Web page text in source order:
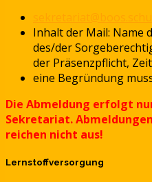
Inhalt der Mail: Name
des/der
der Präsenzpflicht,
eine Begründung
Die Abmeldung erfolgt
Sekretariat.
reichen nicht aus!
Lernstoffversorgung